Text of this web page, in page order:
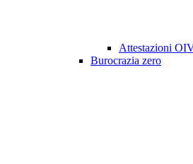
Attestazioni
Burocrazia zero